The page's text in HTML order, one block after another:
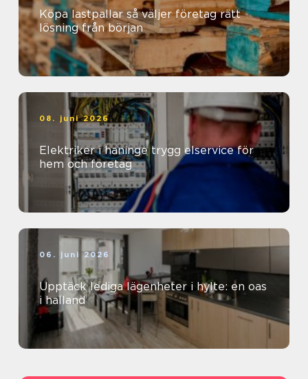
Köpa lastpallar så väljer företag rätt
lösning från början
08. juni 2026
Elektriker i haninge trygg elservice för
hem och företag
06. juni 2026
Upptäck lediga lägenheter i hylte: en oas
i halland